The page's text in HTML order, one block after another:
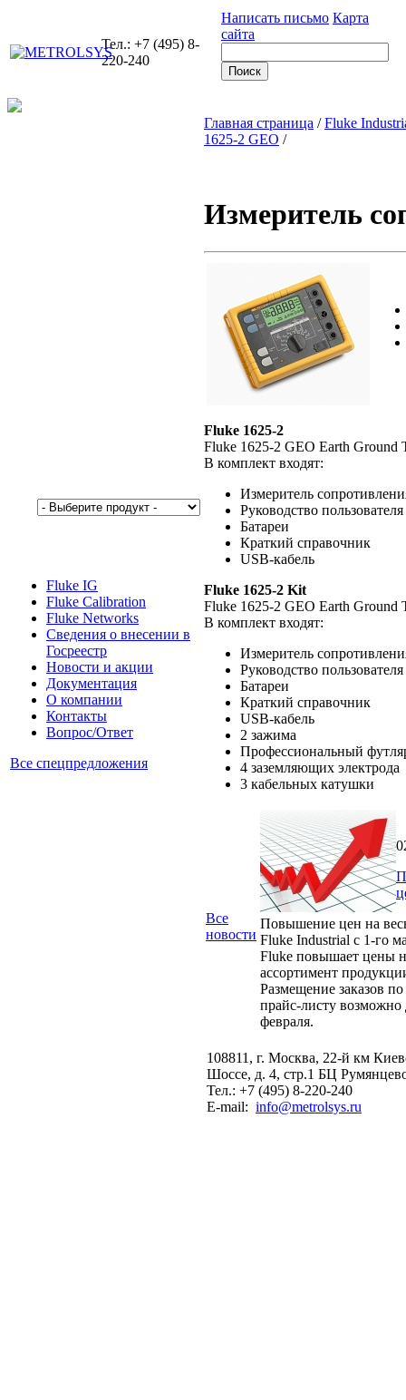
Тел.: +7 (495) 8-
220-240
Написать письмо Карта
сайта
Fluke IG
Fluke Calibration
Fluke Networks
Сведения о внесении в
Госреестр
Новости и акции
Документация
О компании
Контакты
Вопрос/Ответ
Все спецпредложения
Главная страница /Fluke
1625-2 GEO /
Измеритель
Fluke 1625-2
Fluke 1625-2 GEO Earth Ground
В комплект входят:
Измеритель
Руководство пользователя
Батареи
Краткий справочник
USB-кабель
Fluke 1625-2 Kit
Fluke 1625-2 GEO Earth Ground
В комплект входят:
Измеритель
Руководство пользователя
Батареи
Краткий справочник
USB-кабель
2 зажима
Профессиональный
4 заземляющих электрода
3 кабельных катушки
Все
новости
Повышение цен на
Fluke Industrial с 1-го
Fluke повышает цены
ассортимент
Размещение заказов
прайс-листу возможно
февраля.
108811, г. Москва, 22-й км
Шоссе, д. 4, стр.1 БЦ
Тел.: +7 (495) 8-220-240
E-mail: info@metrolsys.ru